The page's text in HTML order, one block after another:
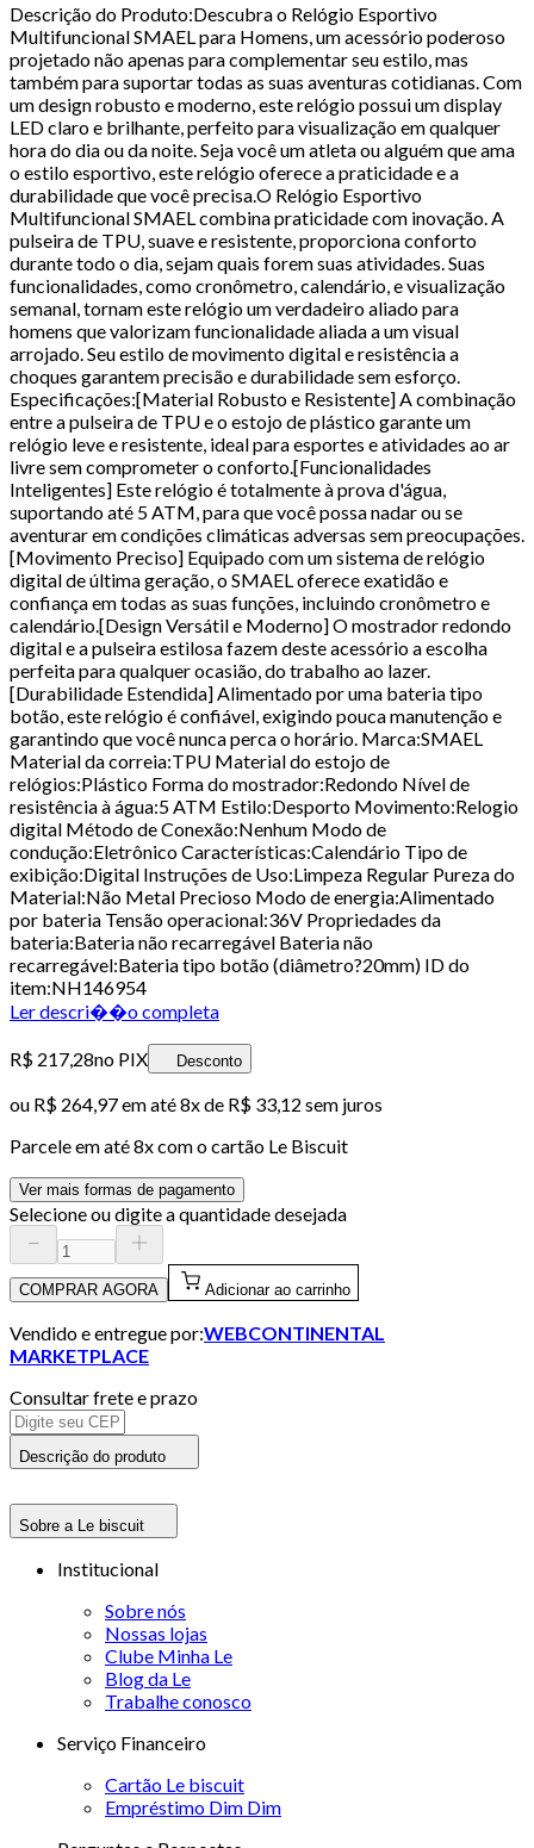
Descrição do Produto:Descubra o Relógio Esportivo
Multifuncional SMAEL para Homens, um acessório poderoso
projetado não apenas para complementar seu estilo, mas
também para suportar todas as suas aventuras cotidianas. Com
um design robusto e moderno, este relógio possui um display
LED claro e brilhante, perfeito para visualização em qualquer
hora do dia ou da noite. Seja você um atleta ou alguém que ama
o estilo esportivo, este relógio oferece a praticidade e a
durabilidade que você precisa.O Relógio Esportivo
Multifuncional SMAEL combina praticidade com inovação. A
pulseira de TPU, suave e resistente, proporciona conforto
durante todo o dia, sejam quais forem suas atividades. Suas
funcionalidades, como cronômetro, calendário, e visualização
semanal, tornam este relógio um verdadeiro aliado para
homens que valorizam funcionalidade aliada a um visual
arrojado. Seu estilo de movimento digital e resistência a
choques garantem precisão e durabilidade sem esforço.
Especificações:[Material Robusto e Resistente] A combinação
entre a pulseira de TPU e o estojo de plástico garante um
relógio leve e resistente, ideal para esportes e atividades ao ar
livre sem comprometer o conforto.[Funcionalidades
Inteligentes] Este relógio é totalmente à prova d'água,
suportando até 5 ATM, para que você possa nadar ou se
aventurar em condições climáticas adversas sem preocupações.
[Movimento Preciso] Equipado com um sistema de relógio
digital de última geração, o SMAEL oferece exatidão e
confiança em todas as suas funções, incluindo cronômetro e
calendário.[Design Versátil e Moderno] O mostrador redondo
digital e a pulseira estilosa fazem deste acessório a escolha
perfeita para qualquer ocasião, do trabalho ao lazer.
[Durabilidade Estendida] Alimentado por uma bateria tipo
botão, este relógio é confiável, exigindo pouca manutenção e
garantindo que você nunca perca o horário. Marca:SMAEL
Material da correia:TPU Material do estojo de
relógios:Plástico Forma do mostrador:Redondo Nível de
resistência à água:5 ATM Estilo:Desporto Movimento:Relogio
digital Método de Conexão:Nenhum Modo de
condução:Eletrônico Características:Calendário Tipo de
exibição:Digital Instruções de Uso:Limpeza Regular Pureza do
Material:Não Metal Precioso Modo de energia:Alimentado
por bateria Tensão operacional:36V Propriedades da
bateria:Bateria não recarregável Bateria não
recarregável:Bateria tipo botão (diâmetro?20mm) ID do
item:NH146954
Ler descri��o completa
R$ 217,28no PIX Desconto
ou R$ 264,97em até8x de R$ 33,12 sem juros
Parcele em até8x com o cartão Le Biscuit
Ver mais formas de pagamento
Selecione ou digite a quantidade desejada
COMPRAR AGORA Adicionar ao carrinho
Vendido e entregue por:WEBCONTINENTAL
MARKETPLACE
Consultar frete e prazo
Descrição do produto
Sobre a Le biscuit
Institucional
Sobre nós
Nossas lojas
Clube Minha Le
Blog da Le
Trabalhe conosco
Serviço Financeiro
Cartão Le biscuit
Empréstimo Dim Dim